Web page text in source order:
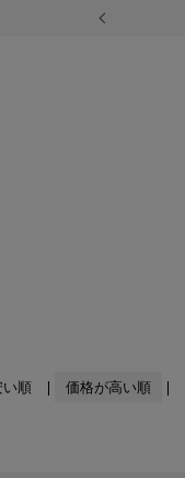
い順 価格が高い順